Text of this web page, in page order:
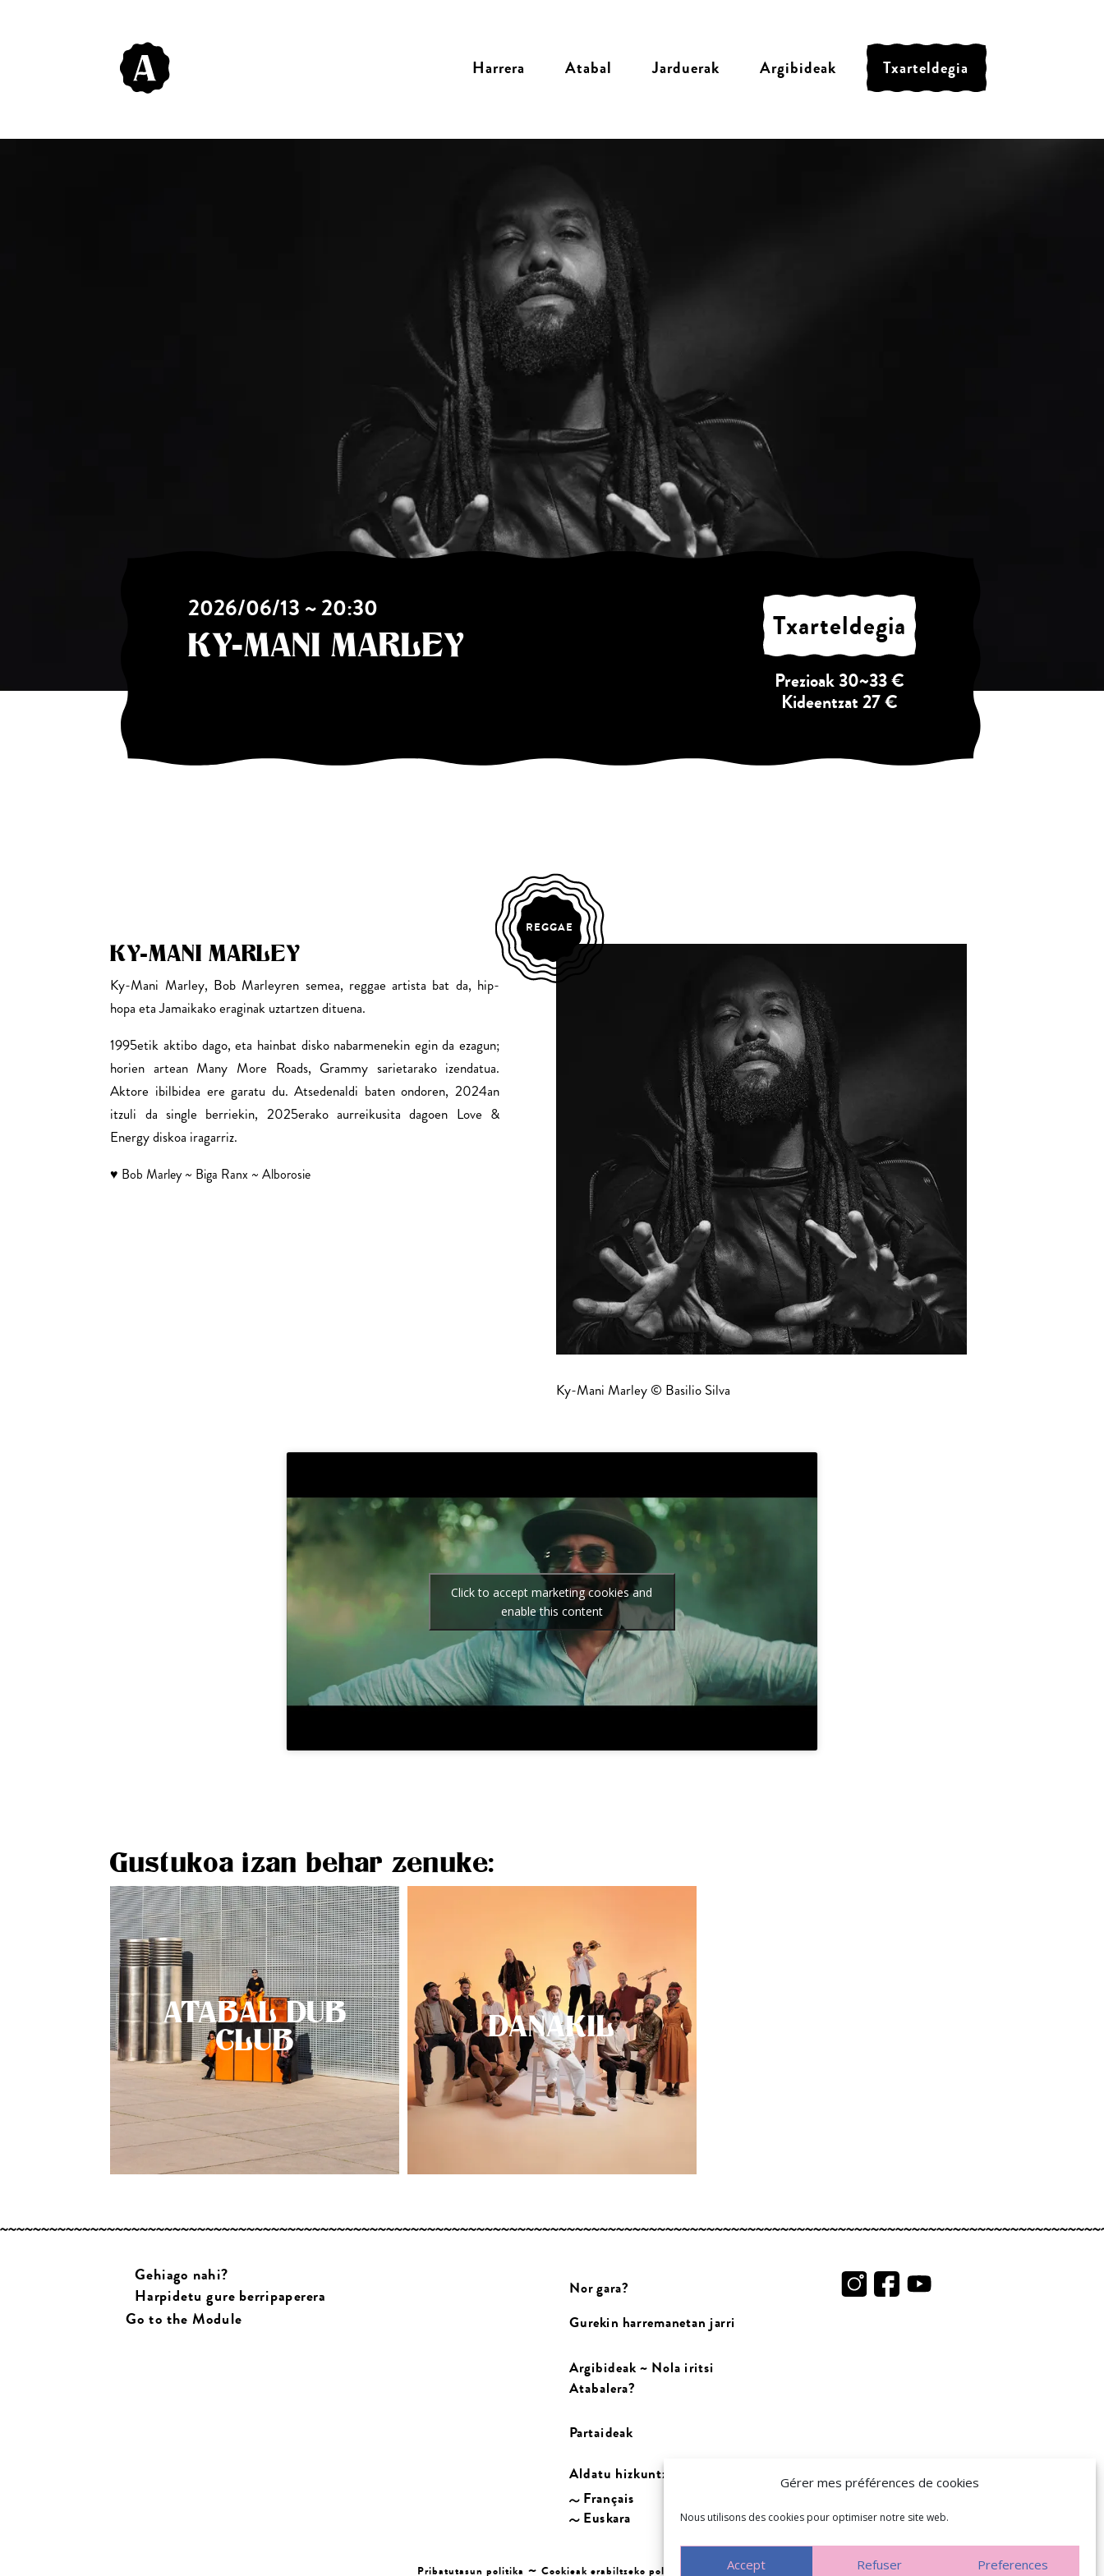
Gérer mes préférences de cookies
Nous utilisons des cookies pour optimiser notre site web.
Accept Refuser Preferences
Harrera Atabal Jarduerak Argibideak Txarteldegia
2026/06/13 ~ 20:30
KY-MANI MARLEY
Txarteldegia
Prezioak 30~33 €
Kideentzat 27 €
KY-MANI MARLEY
Ky-Mani Marley, Bob Marleyren semea, reggae artista bat da, hip-
hopa eta Jamaikako eraginak uztartzen dituena.
1995etik aktibo dago, eta hainbat disko nabarmenekin egin da ezagun;
horien artean Many More Roads, Grammy sarietarako izendatua.
Aktore ibilbidea ere garatu du. Atsedenaldi baten ondoren, 2024an
itzuli da single berriekin, 2025erako aurreikusita dagoen Love &
Energy diskoa iragarriz.
♥ Bob Marley ~ Biga Ranx ~ Alborosie
REGGAE
Ky-Mani Marley © Basilio Silva
Click to accept marketing cookies and
enable this content
Gustukoa izan behar zenuke:
ATABAL DUB
CLUB
DANAKIL
Gehiago nahi?
Harpidetu gure berripaperera
Go to the Module
Nor gara?
Gurekin harremanetan jarri
Argibideak ~ Nola iritsi
Atabalera?
Partaideak
Aldatu hizkuntza:
Français
Euskara
Pribatutasun politika ~ Cookieak erabiltzeko politika